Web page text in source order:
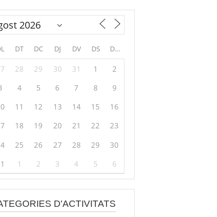
DT DC DJ DV DS DG
28 29 30 31 1
2
4 5 6 7 8
9
11 12 13 14 15
16
18 19 20 21 22
23
25 26 27 28 29
30
1 2 3 4 5 6
D'ACTIVITATS